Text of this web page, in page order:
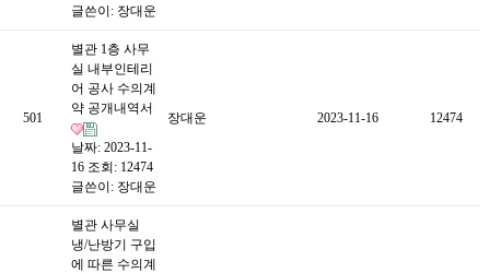
글쓴이: 장대운
501
별관 1층 사무
실 내부인테리
어 공사 수의계
약 공개내역서
날짜: 2023-11-
16 조회: 12474
글쓴이: 장대운
장대운 2023-11-16 12474
별관 사무실
냉/난방기 구입
에 따른 수의계